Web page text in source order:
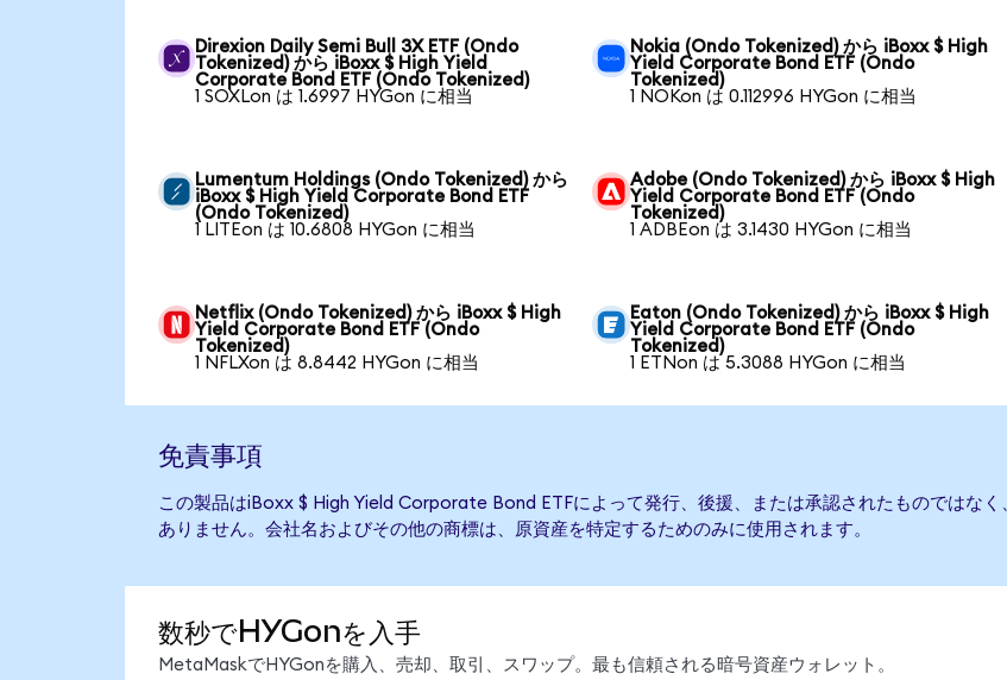
Direxion Daily Semi Bull 3X ETF (Ondo
Tokenized) から iBoxx $ High Yield
Corporate Bond ETF (Ondo Tokenized)
1 SOXLon は 1.6997 HYGon に相当
Nokia (Ondo Tokenized) から iBoxx $ High
Yield Corporate Bond ETF (Ondo
Tokenized)
1 NOKon は 0.112996 HYGon に相当
Lumentum Holdings (Ondo Tokenized) から
iBoxx $ High Yield Corporate Bond ETF
(Ondo Tokenized)
1 LITEon は 10.6808 HYGon に相当
Adobe (Ondo Tokenized) から iBoxx $ High
Yield Corporate Bond ETF (Ondo
Tokenized)
1 ADBEon は 3.1430 HYGon に相当
Netflix (Ondo Tokenized) から iBoxx $ High
Yield Corporate Bond ETF (Ondo
Tokenized)
1 NFLXon は 8.8442 HYGon に相当
Eaton (Ondo Tokenized) から iBoxx $ High
Yield Corporate Bond ETF (Ondo
Tokenized)
1 ETNon は 5.3088 HYGon に相当
免責事項
この製品はiBoxx $ High Yield Corporate Bond ETFによって発行、後援、または承認されたものではな
ありません。会社名およびその他の商標は、原資産を特定するためのみに使用されます。
数秒でHYGonを入手
MetaMaskでHYGonを購入、売却、取引、スワップ。最も信頼される暗号資産ウォレット。